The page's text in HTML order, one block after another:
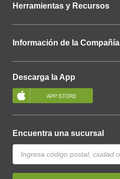
Herramientas y Recursos
Información de la Compañía
Descarga la App
Encuentra una sucursal